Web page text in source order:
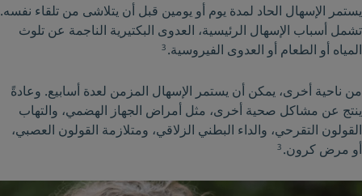
يستمر الإسهال الحاد لمدة يوم أو يومين قبل أن يتلاشى من تلقاء نفسه.
تشمل أسباب الإسهال الرئيسية، العدوى البكتيرية الناجمة عن تلوث
المياه أو الطعام أو العدوى الفيروسية. 3
من ناحية أخرى، يمكن أن يستمر الإسهال المزمن لعدة أسابيع. وعادةً
ينتج عن مشاكل صحية أخرى، مثل أمراض الجهاز الهضمي، والتهاب
القولون التقرحي، والداء البطني الزلاقي، ومتلازمة القولون العصبي،
أو مرض كرون. 3